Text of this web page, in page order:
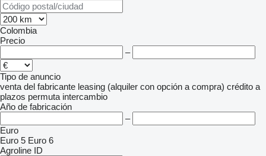
Colombia
Precio
–
Tipo de anuncio
venta del fabricante leasing (alquiler con opción a compra) crédito a
plazos permuta intercambio
Año de fabricación
–
Euro
Euro 5 Euro 6
Agroline ID